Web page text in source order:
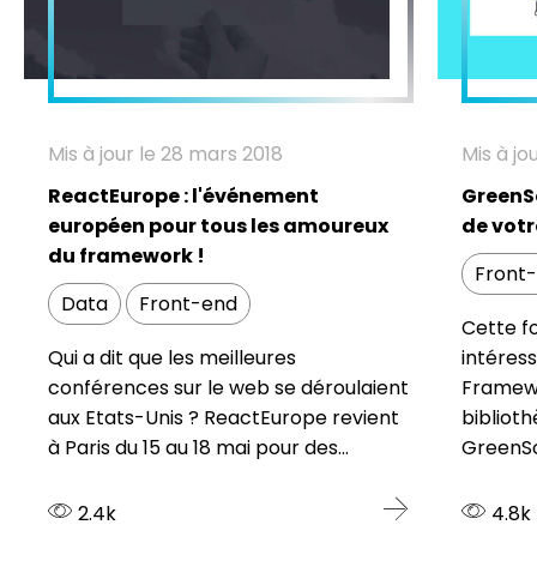
Mis à jour le 28 mars 2018
ReactEurope : l'événement
européen pour tous les amoureux
du framework !
Data
Front-end
Qui a dit que les meilleures
conférences sur le web se déroulaient
aux Etats-Unis ? ReactEurope revient
à Paris du 15 au 18 mai pour des...
2.4k
Mis à
de
Cette
4.8k